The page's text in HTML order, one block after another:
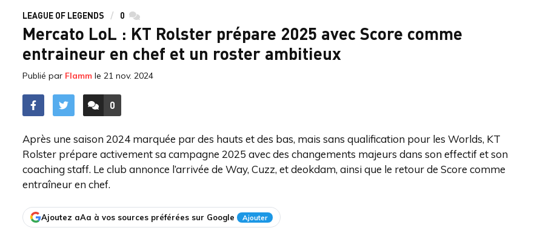
LEAGUE OF LEGENDS 0 commentaires
Mercato LoL : KT Rolster prépare 2025 avec Score comme
entraineur en chef et un roster ambitieux
Publié par Flamm le 21 nov. 2024
ACCÉDER AUX
0
COMMENTAIRES
Après une saison 2024 marquée par des hauts et des bas, mais sans qualification pour les Worlds, KT
Rolster prépare activement sa campagne 2025 avec des changements majeurs dans son effectif et son
coaching staff. Le club annonce l’arrivée de Way, Cuzz, et deokdam, ainsi que le retour de Score comme
entraîneur en chef.
Ajoutez aAa à vos sources préférées sur Google Ajouter